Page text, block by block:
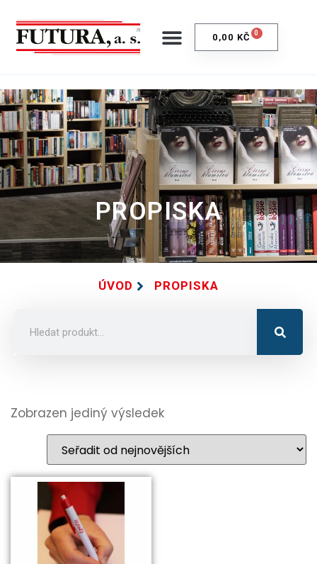
0,00 KČ 0
PROPISKA
ÚVOD PROPISKA
Zobrazen jediný výsledek